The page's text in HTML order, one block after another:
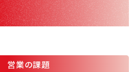
営業の課題